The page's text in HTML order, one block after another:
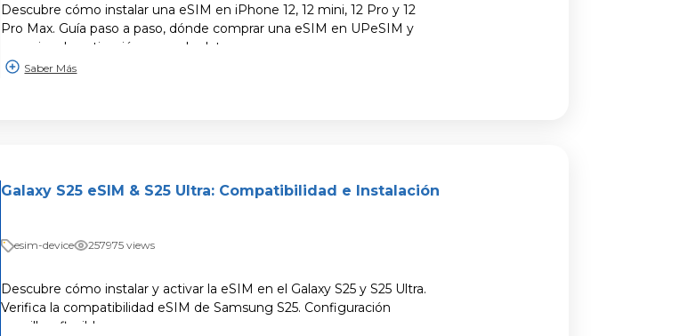
Descubre cómo instalar una eSIM en iPhone 12, 12 mini, 12 Pro y 12
Pro Max. Guía paso a paso, dónde comprar una eSIM en UPeSIM y
consejos de activación y uso de datos.
Saber Más
Galaxy S25 eSIM & S25 Ultra: Compatibilidad e Instalación
esim-device 257975 views
Descubre cómo instalar y activar la eSIM en el Galaxy S25 y S25 Ultra.
Verifica la compatibilidad eSIM de Samsung S25. Configuración
sencilla y flexible.